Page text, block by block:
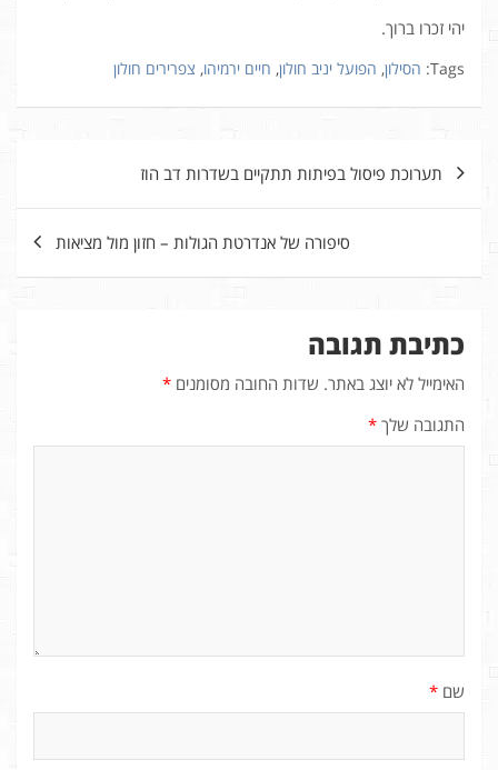
יהי זכרו ברוך.
Tags: הסילון, הפועל יניב חולון, חיים ירמיהו, צפרירים חולון
תערוכת פיסול בפיתות תתקיים בשדרות דב הוז
סיפורה של אנדרטת הגולות – חזון מול מציאות
כתיבת תגובה
האימייל לא יוצג באתר. שדות החובה מסומנים *
התגובה שלך *
שם *